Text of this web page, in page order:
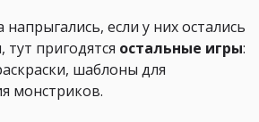
напрыгались, если у них остались
тут пригодятся остальные игры:
шаблоны для
монстриков.